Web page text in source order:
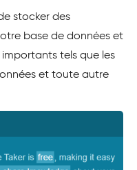
stocker des
base de données et
tels que les
et toute autre